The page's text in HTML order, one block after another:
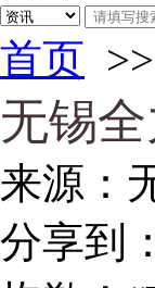
首页 >>
无锡
来源：
分享到：